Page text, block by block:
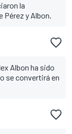
la
Pérez y Albon.
Albon ha sido
se convertirá en